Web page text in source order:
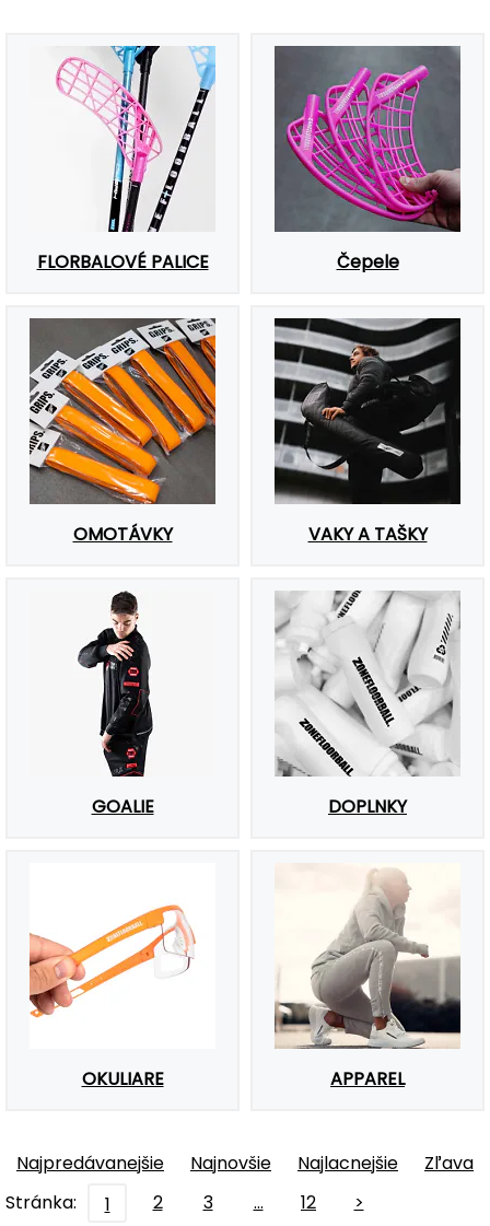
FLORBALOVÉ PALICE Čepele
OMOTÁVKY VAKY A TAŠKY
GOALIE DOPLNKY
OKULIARE APPAREL
Najpredávanejšie Najnovšie Najlacnejšie
Zľava
Stránka:
1 2 3 … 12
>